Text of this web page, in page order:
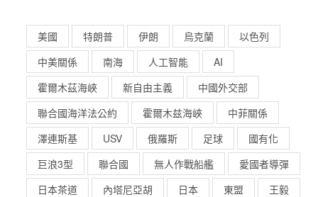
美國 特朗普 伊朗 烏克蘭
以色列
中美關係
南海 人工智能
AI
霍爾木茲海峽
新自由主義
中國外交部
聯合國海洋法公約
霍爾木兹海峽
中菲關係
澤連斯基
USV 俄羅斯 足球
國有化
巨浪3型
聯合國 無人作戰船艦
愛國者導彈
日本茶道
內塔尼亞胡 日本 東盟
王毅